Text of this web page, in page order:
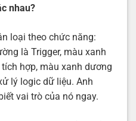
nhau?
loại theo chức năng:
là Trigger, màu xanh
hợp, màu xanh dương
lý logic dữ liệu. Anh
vai trò của nó ngay.